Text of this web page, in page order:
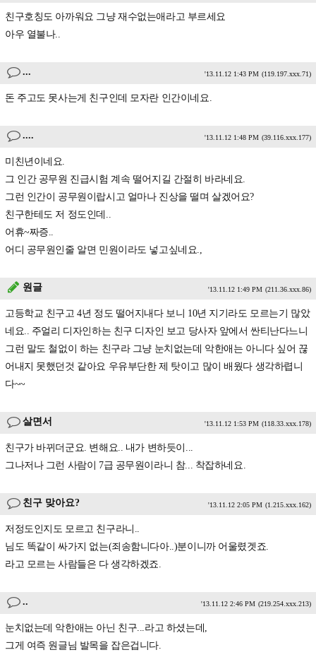
친구호칭도 아까워요 그냥 재수없는애라고 부르세요
아우 열불나..
... '13.11.12 1:43 PM (119.197.xxx.71)
돈 주고도 못사는게 친구인데 모자란 인간이네요.
.... '13.11.12 1:48 PM (39.116.xxx.177)
미친년이네요.
그 인간 공무원 진급시험 계속 떨어지길 간절히 바라네요.
그런 인간이 공무원이랍시고 얼마나 진상을 떨며 살겠어요?
친구한테도 저 정도인데..
어휴~짜증..
어디 공무원인줄 알면 민원이라도 넣고싶네요.,
원글 '13.11.12 1:49 PM (211.36.xxx.86)
고등학교 친구고 4년 정도 떨어지내다 보니 10년 지기라도 모르는기 많았
네요.. 주얼리 디자인하는 친구 디자인 보고 당사자 앞에서 싼티난다느니
그런 말도 철없이 하는 친구라 그냥 눈치없는데 악한애는 아니다 싶어 끊
어내지 못했던것 같아요 우유부단한 제 탓이고 많이 배웠다 생각하렵니
다~~
살면서 '13.11.12 1:53 PM (118.33.xxx.178)
친구가 바뀌더군요. 변해요.. 내가 변하듯이...
그나저나 그런 사람이 7급 공무원이라니 참... 착잡하네요.
친구 맞아요? '13.11.12 2:05 PM (1.215.xxx.162)
저정도인지도 모르고 친구라니..
님도 똑같이 싸가지 없는(죄송함니다아..)분이니까 어울렸겟죠.
라고 모르는 사람들은 다 생각하겠죠.
.. '13.11.12 2:46 PM (219.254.xxx.213)
눈치없는데 악한애는 아닌 친구...라고 하셨는데,
그게 여즉 원글님 발목을 잡은겁니다.